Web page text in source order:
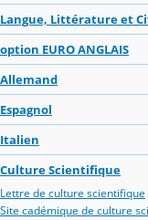
Langue, Littérature et
option EURO ANGLAIS
Allemand
Espagnol
Italien
Culture Scientifique
Lettre de culture scientifique
Site cadémique de culture